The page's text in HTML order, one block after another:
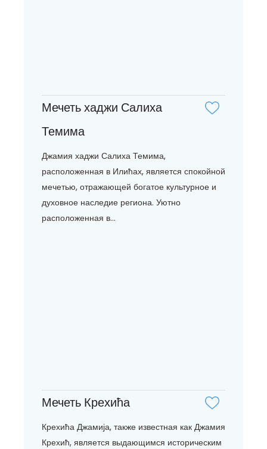
Мечеть хаджи Салиха
Темима
Джамия хаджи Салиха Темима,
расположенная в Илићах, является спокойной
мечетью, отражающей богатое культурное и
духовное наследие региона. Уютно
расположенная в...
Мечеть Крехића
Крехића Джамија, также известная как Джамия
Крехић, является выдающимся историческим